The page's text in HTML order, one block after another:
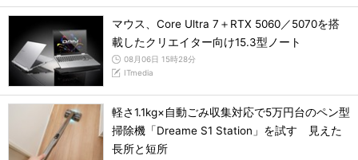
マウス、Core Ultra 7＋RTX 5060／5070を搭
載したクリエイター向け15.3型ノート
08月06日 15時28分
ITmedia
軽さ1.1kg×自動ごみ収集対応で5万円台のペン型
掃除機「Dreame S1 Station」を試す 見えた
長所と短所